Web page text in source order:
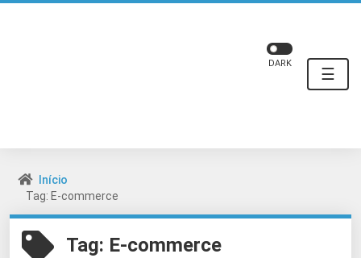
☰
DARK
Início
Tag: E-commerce
Tag: E-commerce